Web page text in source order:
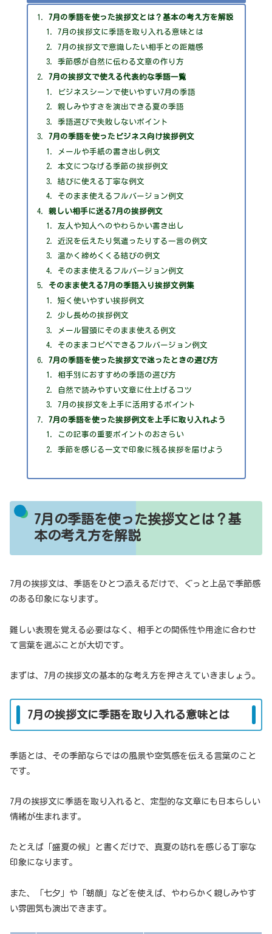
7月の季語を使った挨拶文とは？基本の考え方を解説
7月の挨拶文に季語を取り入れる意味とは
7月の挨拶文で意識したい相手との距離感
季節感が自然に伝わる文章の作り方
7月の挨拶文で使える代表的な季語一覧
ビジネスシーンで使いやすい7月の季語
親しみやすさを演出できる夏の季語
季語選びで失敗しないポイント
7月の季語を使ったビジネス向け挨拶例文
メールや手紙の書き出し例文
本文につなげる季節の挨拶例文
結びに使える丁寧な例文
そのまま使えるフルバージョン例文
親しい相手に送る7月の挨拶例文
友人や知人へのやわらかい書き出し
近況を伝えたり気遣ったりする一言の例文
温かく締めくくる結びの例文
そのまま使えるフルバージョン例文
そのまま使える7月の季語入り挨拶文例集
短く使いやすい挨拶例文
少し長めの挨拶例文
メール冒頭にそのまま使える例文
そのままコピペできるフルバージョン例文
7月の季語を使った挨拶文で迷ったときの選び方
相手別におすすめの季語の選び方
自然で読みやすい文章に仕上げるコツ
7月の挨拶文を上手に活用するポイント
7月の季語を使った挨拶例文を上手に取り入れよう
この記事の重要ポイントのおさらい
季節を感じる一文で印象に残る挨拶を届けよう
7月の季語を使った挨拶文とは？基
本の考え方を解説
7月の挨拶文は、季語をひとつ添えるだけで、ぐっと上品で季節感
のある印象になります。
難しい表現を覚える必要はなく、相手との関係性や用途に合わせ
て言葉を選ぶことが大切です。
まずは、7月の挨拶文の基本的な考え方を押さえていきましょう。
7月の挨拶文に季語を取り入れる意味とは
季語とは、その季節ならではの風景や空気感を伝える言葉のこと
です。
7月の挨拶文に季語を取り入れると、定型的な文章にも日本らしい
情緒が生まれます。
たとえば「盛夏の候」と書くだけで、真夏の訪れを感じる丁寧な
印象になります。
また、「七夕」や「朝顔」などを使えば、やわらかく親しみやす
い雰囲気も演出できます。